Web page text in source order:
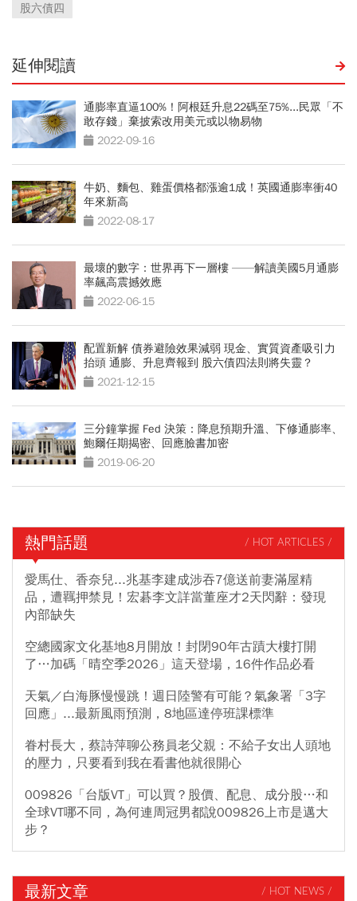
股六債四
延伸閱讀
通膨率直逼100%！阿根廷升息22碼至75%...民眾「不
敢存錢」棄披索改用美元或以物易物
2022-09-16
牛奶、麵包、雞蛋價格都漲逾1成！英國通膨率衝40
年來新高
2022-08-17
最壞的數字：世界再下一層樓 ——解讀美國5月通膨
率飆高震撼效應
2022-06-15
配置新解 債券避險效果減弱 現金、實質資產吸引力
抬頭 通膨、升息齊報到 股六債四法則將失靈？
2021-12-15
三分鐘掌握 Fed 決策：降息預期升溫、下修通膨率、
鮑爾任期揭密、回應臉書加密
2019-06-20
熱門話題 / HOT ARTICLES /
愛馬仕、香奈兒...兆基李建成涉吞7億送前妻滿屋精
品，遭羈押禁見！宏碁李文詳當董座才2天閃辭：發現
內部缺失
空總國家文化基地8月開放！封閉90年古蹟大樓打開
了…加碼「晴空季2026」這天登場，16件作品必看
天氣／白海豚慢慢跳！週日陸警有可能？氣象署「3字
回應」...最新風雨預測，8地區達停班課標準
眷村長大，蔡詩萍聊公務員老父親：不給子女出人頭地
的壓力，只要看到我在看書他就很開心
009826「台版VT」可以買？股價、配息、成分股…和
全球VT哪不同，為何連周冠男都說009826上市是邁大
步？
最新文章 / HOT NEWS /